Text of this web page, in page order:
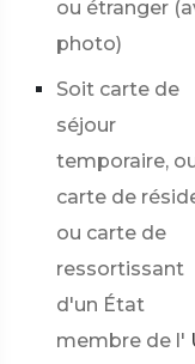
ou étranger
photo)
Soit carte de
séjour
temporaire,
carte de
ou carte de
ressortissant
d'un État
membre de l'